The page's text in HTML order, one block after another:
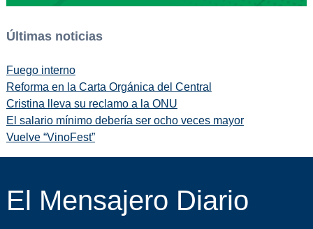
Últimas noticias
Fuego interno
Reforma en la Carta Orgánica del Central
Cristina lleva su reclamo a la ONU
El salario mínimo debería ser ocho veces mayor
Vuelve “VinoFest”
El Mensajero Diario